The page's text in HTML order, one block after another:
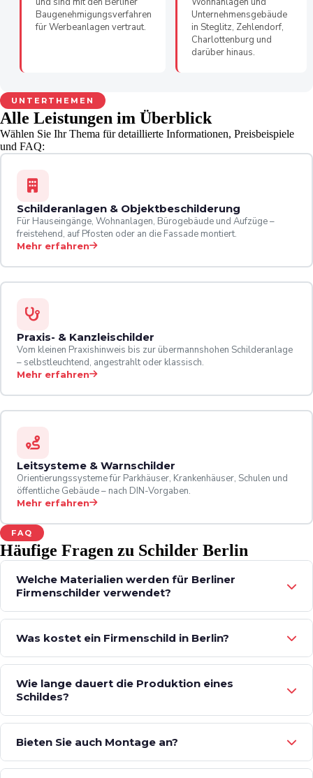
Baugenehmigungsverfahren
für Werbeanlagen vertraut.
Unternehmensgebäude
in Steglitz, Zehlendorf,
Charlottenburg und
darüber hinaus.
UNTERTHEMEN
Alle Leistungen im Überblick
Wählen Sie Ihr Thema für detaillierte Informationen, Preisbeispiele
und FAQ:
Schilderanlagen & Objektbeschilderung
Für Hauseingänge, Wohnanlagen, Bürogebäude und Aufzüge –
freistehend, auf Pfosten oder an die Fassade montiert.
Mehr erfahren
Praxis- & Kanzleischilder
Vom kleinen Praxishinweis bis zur übermannshohen Schilderanlage
– selbstleuchtend, angestrahlt oder klassisch.
Mehr erfahren
Leitsysteme & Warnschilder
Orientierungssysteme für Parkhäuser, Krankenhäuser, Schulen und
öffentliche Gebäude – nach DIN-Vorgaben.
Mehr erfahren
FAQ
Häufige Fragen zu Schilder Berlin
Welche Materialien werden für Berliner
Firmenschilder verwendet?
Was kostet ein Firmenschild in Berlin?
Wie lange dauert die Produktion eines
Schildes?
Bieten Sie auch Montage an?